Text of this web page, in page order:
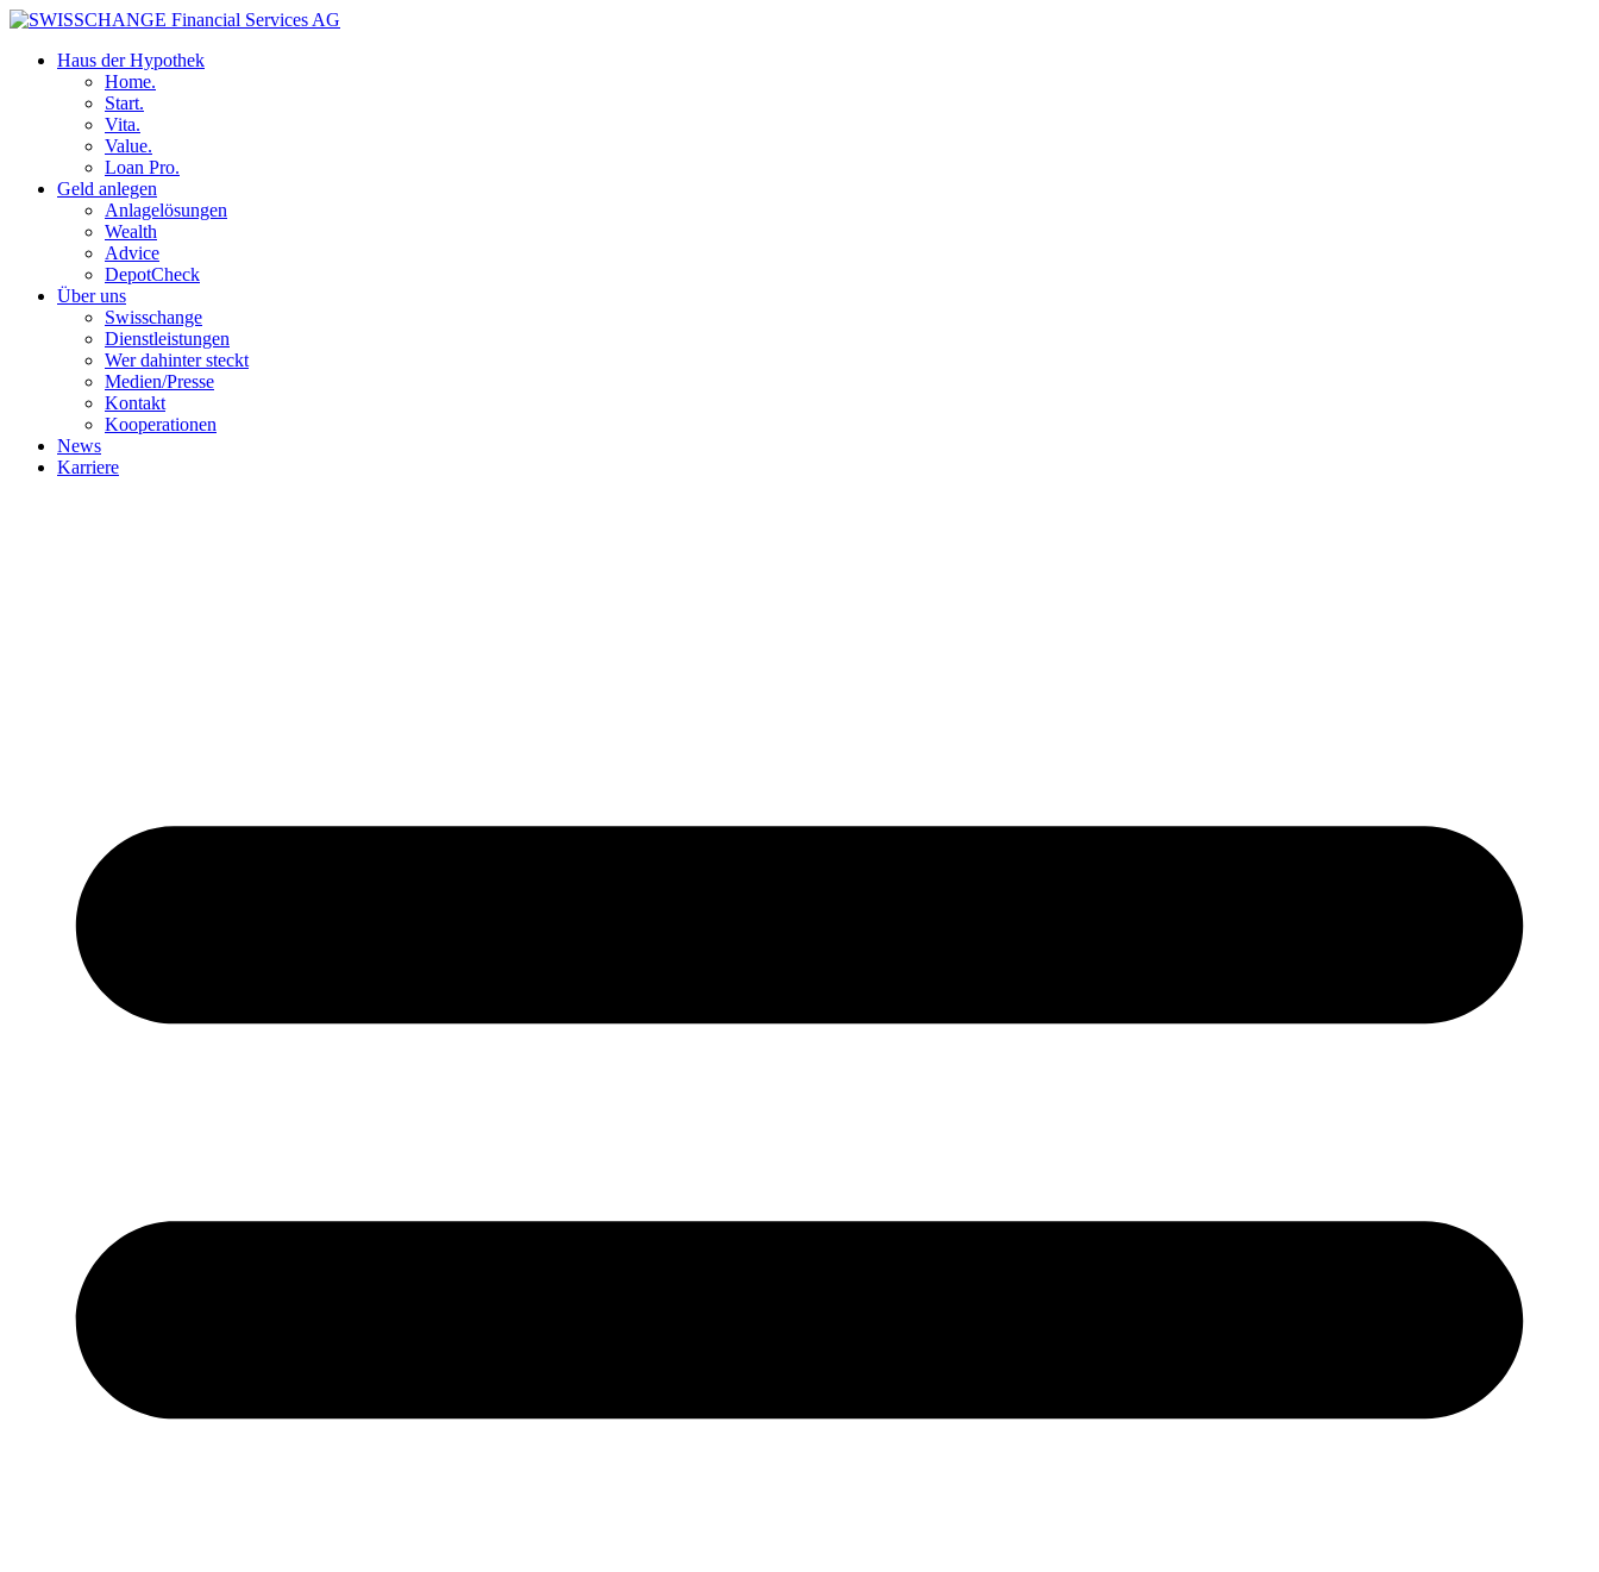
Haus der Hypothek
Home.
Start.
Vita.
Value.
Loan Pro.
Geld anlegen
Anlagelösungen
Wealth
Advice
DepotCheck
Über uns
Swisschange
Dienstleistungen
Wer dahinter steckt
Medien/Presse
Kontakt
Kooperationen
News
Karriere